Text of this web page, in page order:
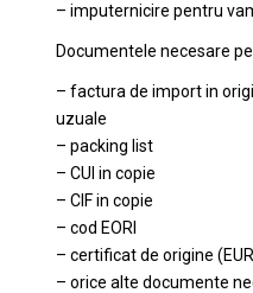
– imputernicire pentru
Documentele necesare
– factura de import in
uzuale
– packing list
– CUI in copie
– CIF in copie
– cod EORI
– certificat de origine
– orice alte documente